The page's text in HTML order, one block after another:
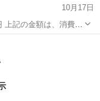
10月17日
コミの金額です！ 上